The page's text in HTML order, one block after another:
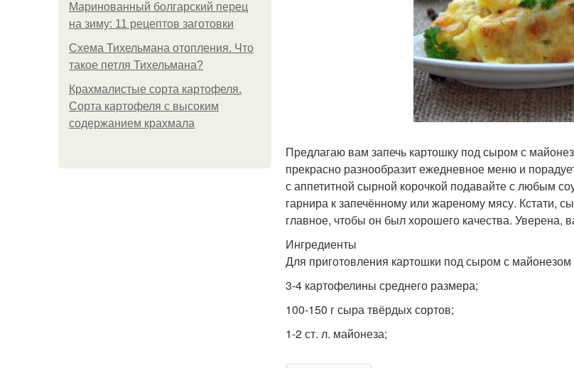
Маринованный болгарский перец
на зиму: 11 рецептов заготовки
Схема Тихельмана отопления. Что
такое петля Тихельмана?
Крахмалистые сорта картофеля.
Сорта картофеля с высоким
содержанием крахмала
Предлагаю вам запечь картошку под сыром с
прекрасно разнообразит ежедневное меню и
с аппетитной сырной корочкой подавайте с любым
гарнира к запечённому или жареному мясу. Кстати,
главное, чтобы он был хорошего качества. Уверена,
Ингредиенты
Для приготовления картошки под сыром с майонезом
3-4 картофелины среднего размера;
100-150 г сыра твёрдых сортов;
1-2 ст. л. майонеза;